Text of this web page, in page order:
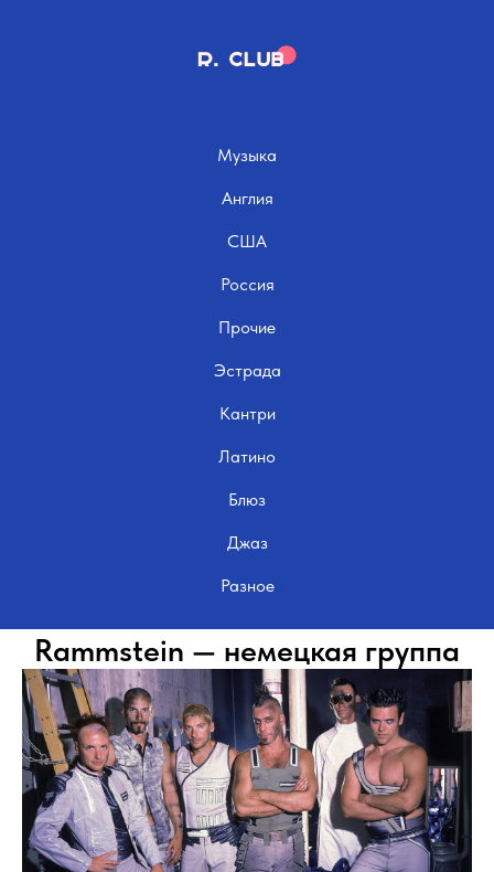
Музыка
Англия
США
Россия
Прочие
Эстрада
Кантри
Латино
Блюз
Джаз
Разное
Rammstein — немецкая группа